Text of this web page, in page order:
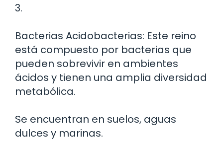
3.
Bacterias Acidobacterias: Este reino
está compuesto por bacterias que
pueden sobrevivir en ambientes
ácidos y tienen una amplia diversidad
metabólica.
Se encuentran en suelos, aguas
dulces y marinas.